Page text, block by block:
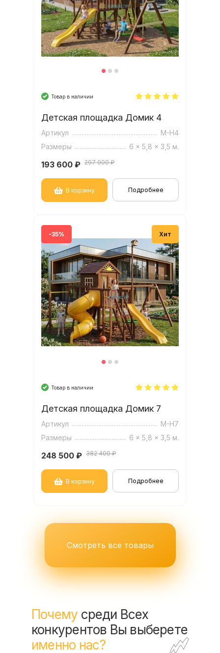
Товар в наличии
Детская площадка Домик 4
Артикул
M-H4
Размеры
6 x 5,8 x 3,5 м.
193 600 ₽ 297 900 ₽
В корзину Подробнее
-35% Хит
Товар в наличии
Детская площадка Домик 7
Артикул
M-H7
Размеры
6 x 5,8 x 3,5 м.
248 500 ₽ 382 400 ₽
В корзину Подробнее
Смотреть все товары
Почему среди Всех
конкурентов Вы выберете
именно нас?